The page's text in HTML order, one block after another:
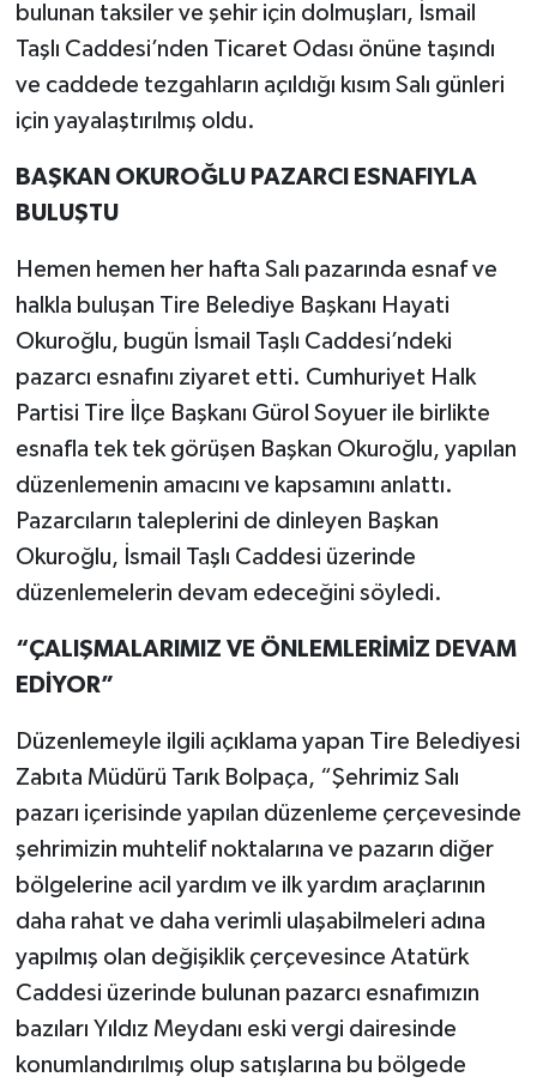
bulunan taksiler ve şehir için dolmuşları, İsmail
Taşlı Caddesi’nden Ticaret Odası önüne taşındı
ve caddede tezgahların açıldığı kısım Salı günleri
için yayalaştırılmış oldu.
BAŞKAN OKUROĞLU PAZARCI ESNAFIYLA
BULUŞTU
Hemen hemen her hafta Salı pazarında esnaf ve
halkla buluşan Tire Belediye Başkanı Hayati
Okuroğlu, bugün İsmail Taşlı Caddesi’ndeki
pazarcı esnafını ziyaret etti. Cumhuriyet Halk
Partisi Tire İlçe Başkanı Gürol Soyuer ile birlikte
esnafla tek tek görüşen Başkan Okuroğlu, yapılan
düzenlemenin amacını ve kapsamını anlattı.
Pazarcıların taleplerini de dinleyen Başkan
Okuroğlu, İsmail Taşlı Caddesi üzerinde
düzenlemelerin devam edeceğini söyledi.
“ÇALIŞMALARIMIZ VE ÖNLEMLERİMİZ DEVAM
EDİYOR”
Düzenlemeyle ilgili açıklama yapan Tire Belediyesi
Zabıta Müdürü Tarık Bolpaça, “Şehrimiz Salı
pazarı içerisinde yapılan düzenleme çerçevesinde
şehrimizin muhtelif noktalarına ve pazarın diğer
bölgelerine acil yardım ve ilk yardım araçlarının
daha rahat ve daha verimli ulaşabilmeleri adına
yapılmış olan değişiklik çerçevesince Atatürk
Caddesi üzerinde bulunan pazarcı esnafımızın
bazıları Yıldız Meydanı eski vergi dairesinde
konumlandırılmış olup satışlarına bu bölgede